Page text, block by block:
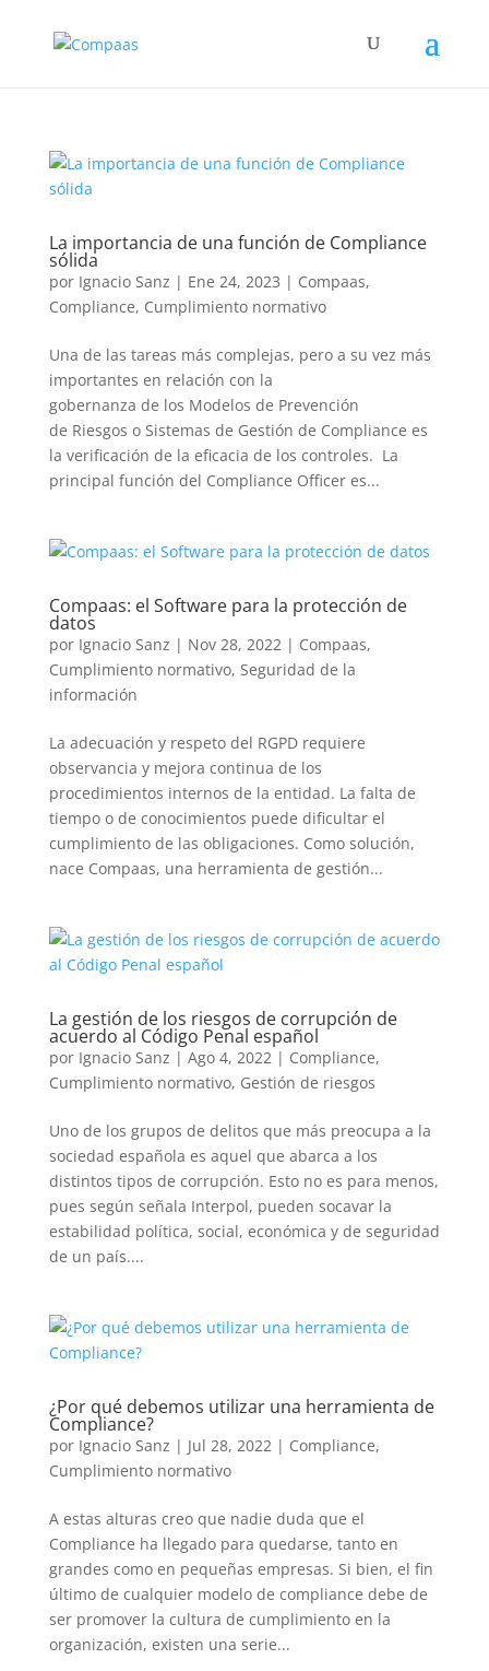
La importancia de una función de Compliance
sólida
por Ignacio Sanz | Ene 24, 2023 | Compaas,
Compliance, Cumplimiento normativo
Una de las tareas más complejas, pero a su vez más
importantes en relación con la
gobernanza de los Modelos de Prevención
de Riesgos o Sistemas de Gestión de Compliance es
la verificación de la eficacia de los controles. La
principal función del Compliance Officer es...
Compaas: el Software para la protección de
datos
por Ignacio Sanz | Nov 28, 2022| Compaas,
Cumplimiento normativo, Seguridad de la
información
La adecuación y respeto del RGPD requiere
observancia y mejora continua de los
procedimientos internos de la entidad. La falta de
tiempo o de conocimientos puede dificultar el
cumplimiento de las obligaciones. Como solución,
nace Compaas, una herramienta de gestión...
La gestión de los riesgos de corrupción de
acuerdo al Código Penal español
por Ignacio Sanz | Ago 4, 2022| Compliance,
Cumplimiento normativo, Gestión de riesgos
Uno de los grupos de delitos que más preocupa a la
sociedad española es aquel que abarca a los
distintos tipos de corrupción. Esto no es para menos,
pues según señala Interpol, pueden socavar la
estabilidad política, social, económica y de seguridad
de un país....
¿Por qué debemos utilizar una herramienta de
Compliance?
por Ignacio Sanz | Jul 28, 2022| Compliance,
Cumplimiento normativo
A estas alturas creo que nadie duda que el
Compliance ha llegado para quedarse, tanto en
grandes como en pequeñas empresas. Si bien, el fin
último de cualquier modelo de compliance debe de
ser promover la cultura de cumplimiento en la
organización, existen una serie...